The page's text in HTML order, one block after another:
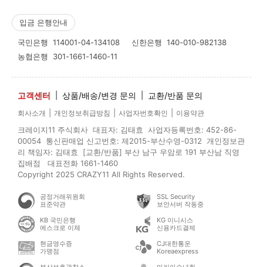
입금 은행안내
국민은행 114001-04-134108 신한은행 140-010-982138
농협은행 301-1661-1460-11
고객센터 상품/배송/변경 문의 교환/반품 문의
회사소개 개인정보취급방침 사업자번호확인 이용약관
크레이지11 주식회사 대표자: 김태효 사업자등록번호: 452-86-
00054 통신판매업 신고번호: 제2015-부산수영-0312 개인정보관
리 책임자: 김태효 [교환/반품] 부산 남구 우암로 191 부산남 직영
집배점 대표전화 1661-1460
Copyright 2025 CRAZY11 All Rights Reserved.
공정거래위원회
표준약관
SSL Security
보안서버 작동중
KB 국민은행
에스크로 이체
KG 이니시스
신용카드결제
현금영수증
가맹점
CJ대한통운
Koreaexpress